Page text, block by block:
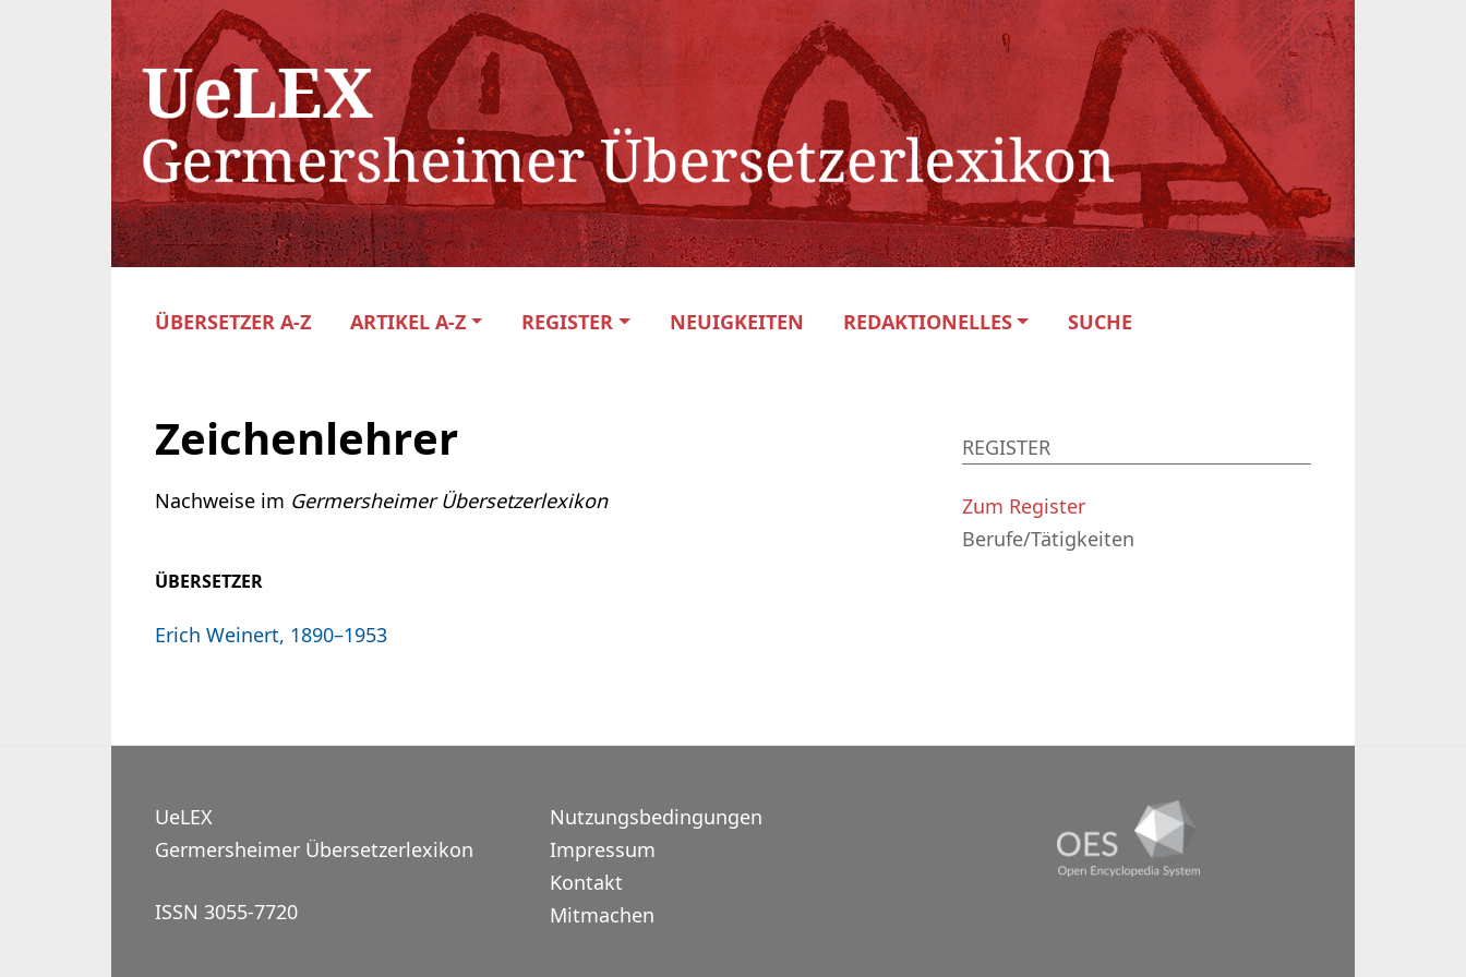
ÜBERSETZER A-Z ARTIKEL A-Z REGISTER NEUIGKEITEN REDAKTIONELLES SUCHE
Zeichenlehrer
Nachweise im Germersheimer Übersetzerlexikon
ÜBERSETZER
Erich Weinert, 1890–1953
REGISTER
Zum Register
Berufe/Tätigkeiten
UeLEX
Germersheimer Übersetzerlexikon
ISSN 3055-7720
Nutzungsbedingungen
Impressum
Kontakt
Mitmachen